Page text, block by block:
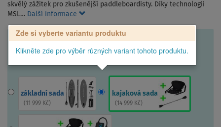
skvělý zážitek pro zkušenější paddleboardisty. Díky technologii
MSL… Další informace
Zde si vyberte variantu produktu
Klikněte zde pro výběr různých variant tohoto produktu.
základní sada
( 11 999 Kč)
kajaková sada
( 14 999 Kč)